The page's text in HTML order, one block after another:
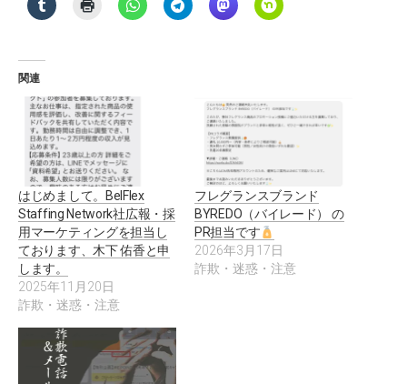
関連
はじめまして。BelFlex
Staffing Network社広報・採
用マーケティングを担当し
ております、木下 佑香と申
します。
2025年11月20日
詐欺・迷惑・注意
フレグランスブランド
BYREDO（バイレード） の
PR担当です
2026年3月17日
詐欺・迷惑・注意